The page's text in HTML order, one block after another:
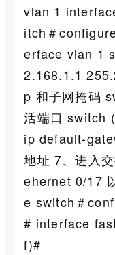
vlan 1
itch＃
erface vlan 1
2.168.1.1
p 和子网掩码
活端口 switch
ip default-
地址 7、进入
ehernet 0/17
e switch＃
# interface
f)#